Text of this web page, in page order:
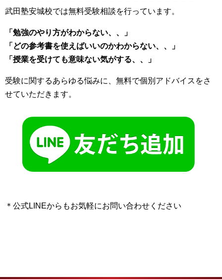
武田塾安城校では無料受験相談を行っています。
「勉強のやり方がわからない、、」
「どの参考書を使えばいいのかわからない、、」
「授業を受けても意味ない気がする、、」
受験に関するあらゆる悩みに、無料で個別アドバイスをさ
せていただきます。
＊公式LINEからもお気軽にお問い合わせください